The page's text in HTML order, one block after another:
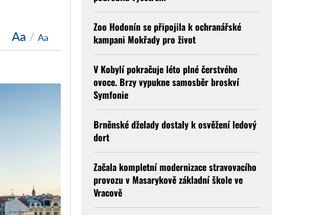
Aa / Aa
Zoo Hodonín se připojila k ochranářské
kampani Mokřady pro život
V Kobylí pokračuje léto plné čerstvého
ovoce. Brzy vypukne samosběr broskví
Symfonie
Brněnské dželady dostaly k osvěžení ledový
dort
Začala kompletní modernizace stravovacího
provozu v Masarykově základní škole ve
Vracově